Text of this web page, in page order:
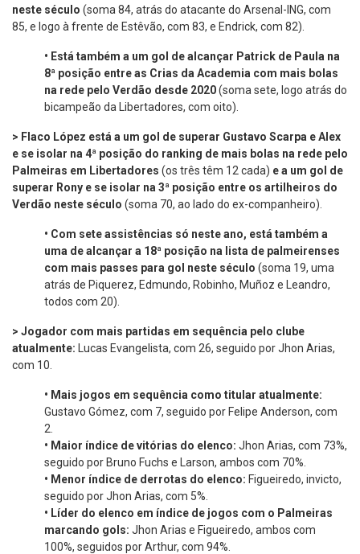
neste século (soma 84, atrás do atacante do Arsenal-ING, com
85, e logo à frente de Estêvão, com 83, e Endrick, com 82).
• Está também a um gol de alcançar Patrick de Paula na
8ª posição entre as Crias da Academia com mais bolas
na rede pelo Verdão desde 2020(soma sete, logo atrás do
bicampeão da Libertadores, com oito).
> Flaco López está a um gol de superar Gustavo Scarpa e Alex
e se isolar na 4ª posição do ranking de mais bolas na rede pelo
Palmeiras em Libertadores (os três têm 12 cada) e a um gol de
superar Rony e se isolar na 3ª posição entre os artilheiros do
Verdão neste século (soma 70, ao lado do ex-companheiro).
• Com sete assistências só neste ano, está também a
uma de alcançar a 18ª posição na lista de palmeirenses
com mais passes para gol neste século (soma 19, uma
atrás de Piquerez, Edmundo, Robinho, Muñoz e Leandro,
todos com 20).
> Jogador com mais partidas em sequência pelo clube
atualmente: Lucas Evangelista, com 26, seguido por Jhon Arias,
com 10.
• Mais jogos em sequência como titular atualmente:
Gustavo Gómez, com 7, seguido por Felipe Anderson, com
2.
• Maior índice de vitórias do elenco: Jhon Arias, com 73%,
seguido por Bruno Fuchs e Larson, ambos com 70%.
• Menor índice de derrotas do elenco: Figueiredo, invicto,
seguido por Jhon Arias, com 5%.
• Líder do elenco em índice de jogos com o Palmeiras
marcando gols: Jhon Arias e Figueiredo, ambos com
100%, seguidos por Arthur, com 94%.